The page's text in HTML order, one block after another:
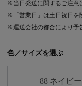
※当日発送に関するご注意
※「営業日」は土日祝日を
※運送会社の都合により予
色／サイズを選ぶ